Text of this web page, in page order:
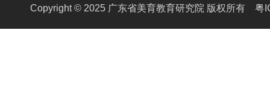
Copyright © 2025 广东省美育教育研究院 版权所有 粤